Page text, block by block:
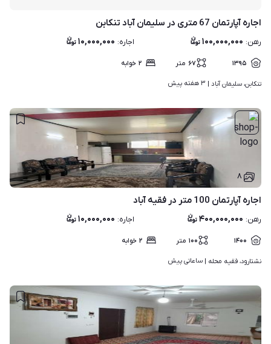
اجاره آپارتمان 67 متری در سلیمان آباد تنکابن
رهن: ۱۰۰,۰۰۰,۰۰۰ اجاره: ۱۰,۰۰۰,۰۰۰
۱۳۹۵ ۶۷ متر ۲ خوابه
تنکابن، سلیمان آباد | ۳ هفته پیش
۸
اجاره آپارتمان 100 متر در فقیه آباد
رهن: ۴۰۰,۰۰۰,۰۰۰ اجاره: ۱۰,۰۰۰,۰۰۰
۱۴۰۰ ۱۰۰ متر ۲ خوابه
نشتارود، فقیه محله | ساعاتی پیش